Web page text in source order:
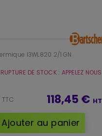
I3WL820 2/1 GN
DE STOCK : APPELEZ NOUS
TTC 118,45 € HT
Ajouter au panier